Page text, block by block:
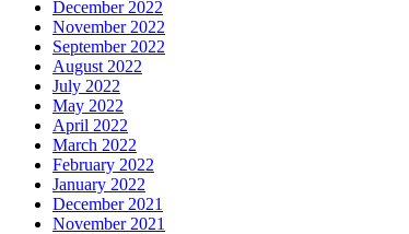
December 2022
November 2022
September 2022
August 2022
July 2022
May 2022
April 2022
March 2022
February 2022
January 2022
December 2021
November 2021